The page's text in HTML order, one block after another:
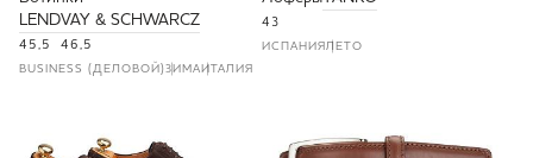
LENDVAY & SCHWARCZ
45,5 46,5
BUSINESS (ДЕЛОВОЙ) ЗИМА ИТАЛИЯ
43
ИСПАНИЯ ЛЕТО